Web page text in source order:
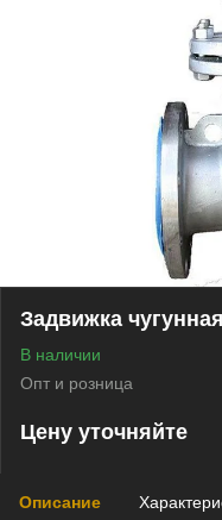
Задвижка
В наличии
Опт и розница
Цену уточняйте
Описание